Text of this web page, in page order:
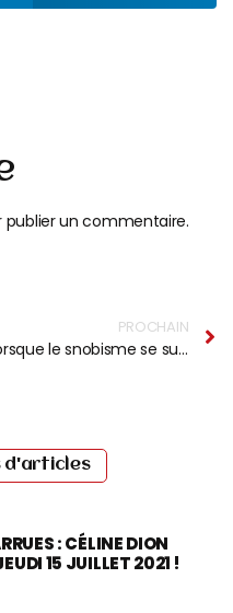
un commentaire.
PROCHAIN
Lorsque le snobisme se substitue au talent
d'articles
: CÉLINE DION
15 JUILLET 2021 !